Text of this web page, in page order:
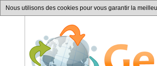
Nous utilisons des cookies pour vous garantir la